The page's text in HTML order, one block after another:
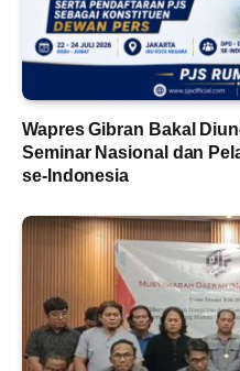
Wapres Gibran Bakal
Seminar Nasional dan
se-Indonesia